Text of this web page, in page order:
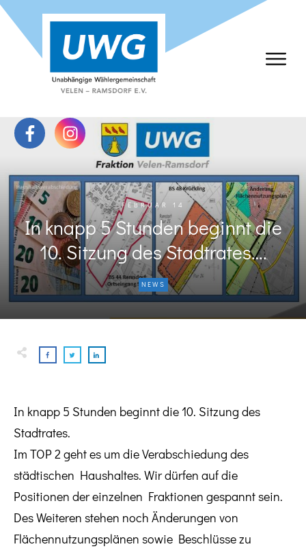
FEBRUAR 14
In knapp 5 Stunden beginnt die
10. Sitzung des Stadtrates….
NEWS
In knapp 5 Stunden beginnt die 10. Sitzung des
Stadtrates.
Im TOP 2 geht es um die Verabschiedung des
städtischen Haushaltes. Wir dürfen auf die
Positionen der einzelnen Fraktionen gespannt sein.
Des Weiteren stehen noch Änderungen von
Flächennutzungsplänen sowie Beschlüsse zu